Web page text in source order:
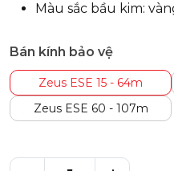
Màu sắc bầu kim:
Bán kính bảo vệ
Zeus ESE 15 - 64m
Zeus ESE 60 - 107m